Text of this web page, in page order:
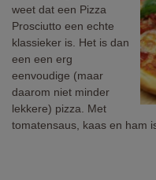
weet dat een Pizza
Prosciutto een echte
klassieker is. Het is dan
een een erg
eenvoudige (maar
daarom niet minder
lekkere) pizza. Met
tomatensaus, kaas en ham